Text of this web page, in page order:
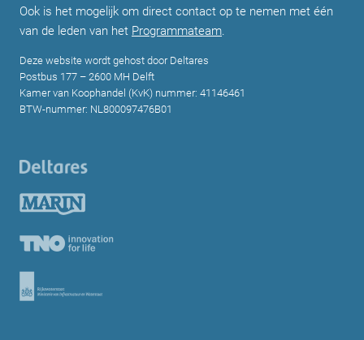
Ook is het mogelijk om direct contact op te nemen met één
van de leden van het Programmateam.
Deze website wordt gehost door Deltares
Postbus 177 – 2600 MH Delft
Kamer van Koophandel (KvK) nummer: 41146461
BTW-nummer: NL800097476B01